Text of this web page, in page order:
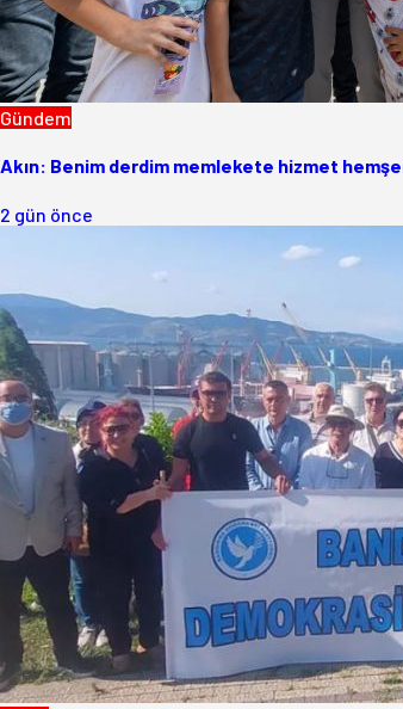
Gündem
Akın: Benim derdim memlekete hizmet
2 gün önce